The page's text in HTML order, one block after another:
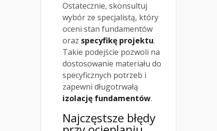
Ostatecznie, skonsultuj
wybór ze specjalistą, który
oceni stan fundamentów
oraz specyfikę projektu.
Takie podejście pozwoli na
dostosowanie materiału do
specyficznych potrzeb i
zapewni długotrwałą
izolację fundamentów.
Najczęstsze błędy